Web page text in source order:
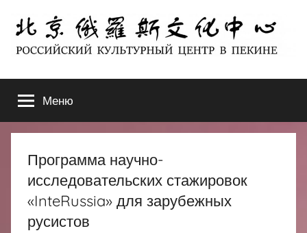
содержимому
北
京
俄
罗
斯
ЦЕНТР
В
ПЕКИНЕ
Меню
Программа научно-
исследовательских стажировок
«InteRussia» для зарубежных
русистов